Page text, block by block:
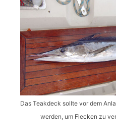
Das Teakdeck sollte vor dem
werden, um Flecken zu